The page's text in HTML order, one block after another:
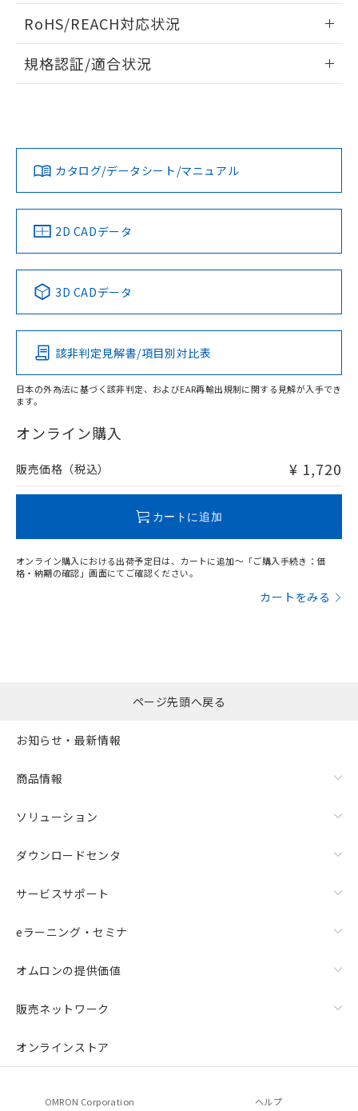
ドすることができます。
ログイン/会員登録
ダウンロードデータをご利用いただく前に、以下を必ずお読
みください。
ソフトウェアの使用条件
RoHS/REACH対応状況
EU RoHS 注意事項・凡例
対応済み
中国 RoHS 注意事項・凡例
Pb Hg Cd Cr(VI)
O
在庫等で未対応品が混在する可能性があります。
問い合わせください。
規格認証/適合状況
LR型式承認
（イギリス
船舶規格）
DNV型式承認
（ノルウェー
BV型式承認
（フランス
KR型式
（韓国
No No No No
この製品の規格認証/適合状況ページへ
その他の認証はこちらのページからご検索ください
カタログ/データシート/マニュアル
2D CADデータ
3D CADデータ
該非判定見解書/項目別対比表
日本の外為法に基づく該非判定、およびEAR再輸出規制に関する見解が入手でき
ます。
オンライン購入
販売価格（税込） ¥ 1,720
カートに追加
オンライン購入における出荷予定日は、カートに追加～「ご購入手続き：価
格・納期の確認」画面にてご確認ください。
カートをみる
ものではありません。
また、RoHS指令のフタル酸エステル類４
物質の対応では、対応完了までの期間は出
荷製品に未対応品が混在することから備考
欄に対応日を記載しておりました。
ページ先頭へ戻る
お知らせ・最新情報
商品情報
ソリューション
ダウンロードセンタ
サービスサポート
eラーニング・セミナ
オムロンの提供価値
販売ネットワーク
オンラインストア
OMRON Corporation ヘルプ